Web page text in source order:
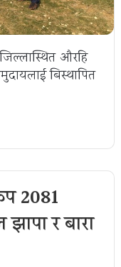
औरहि
बिस्थापित
2081
र बारा